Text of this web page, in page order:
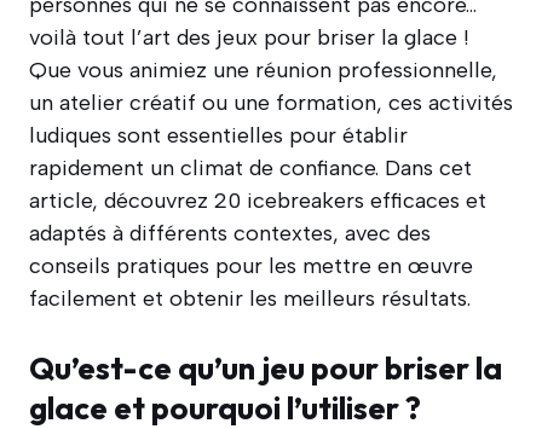
voilà tout l’art des jeux pour briser la glace !
Que vous animiez une réunion professionnelle,
un atelier créatif ou une formation, ces activités
ludiques sont essentielles pour établir
rapidement un climat de confiance. Dans cet
article, découvrez 20 icebreakers efficaces et
adaptés à différents contextes, avec des
conseils pratiques pour les mettre en œuvre
facilement et obtenir les meilleurs résultats.
Qu’est-ce qu’un jeu pour briser la
glace et pourquoi l’utiliser ?